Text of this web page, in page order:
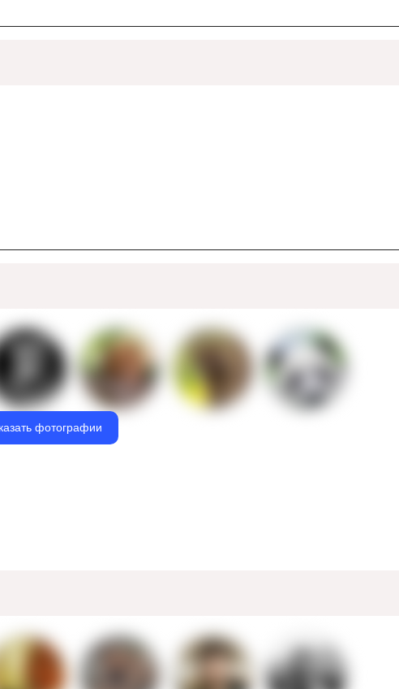
фотографии